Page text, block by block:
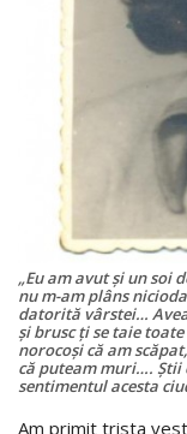
„Eu am avut şi un soi
nu m-am plâns
datorită vârstei…
şi brusc ţi se taie
norocoşi că am
că puteam muri…. Ştii
sentimentul acesta
Am primit trista